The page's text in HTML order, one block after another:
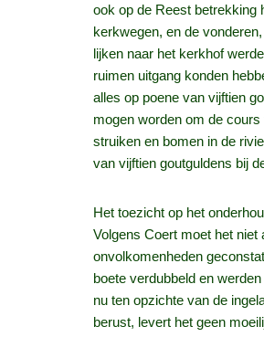
ook op de Reest betrekking
kerkwegen, en de
lijken naar het kerkhof
ruimen uitgang konden
alles op poene van vijftien
mogen worden om de
struiken en bomen in de
van vijftien goutguldens bij
Het toezicht op het
Volgens Coert moet het
onvolkomenheden
boete verdubbeld en
nu ten opzichte van de
berust, levert het geen